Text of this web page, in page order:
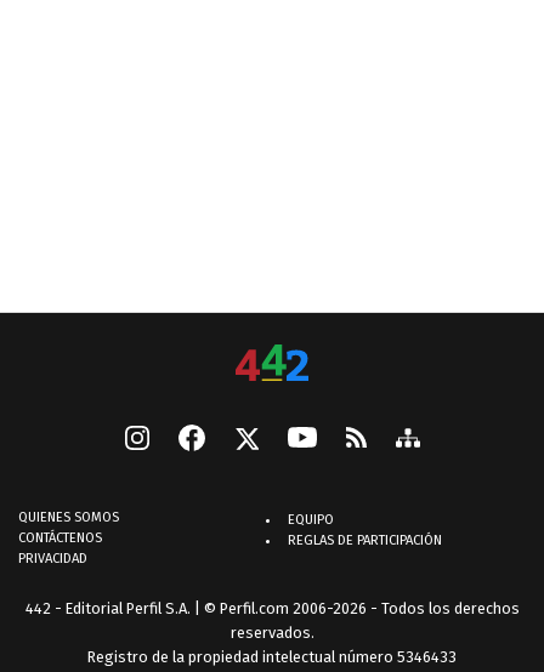
QUIENES SOMOS
CONTÁCTENOS
PRIVACIDAD
EQUIPO
REGLAS DE PARTICIPACIÓN
442 - Editorial Perfil S.A. | © Perfil.com 2006-2026 - Todos los derechos
reservados.
Registro de la propiedad intelectual número 5346433